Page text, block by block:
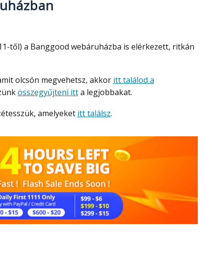
től) a Banggood webáruházba is elérkezett, ritkán
olcsón megvehetsz, akkor itt találod a
összegyűjteni itta legjobbakat.
amelyeket itt találsz.